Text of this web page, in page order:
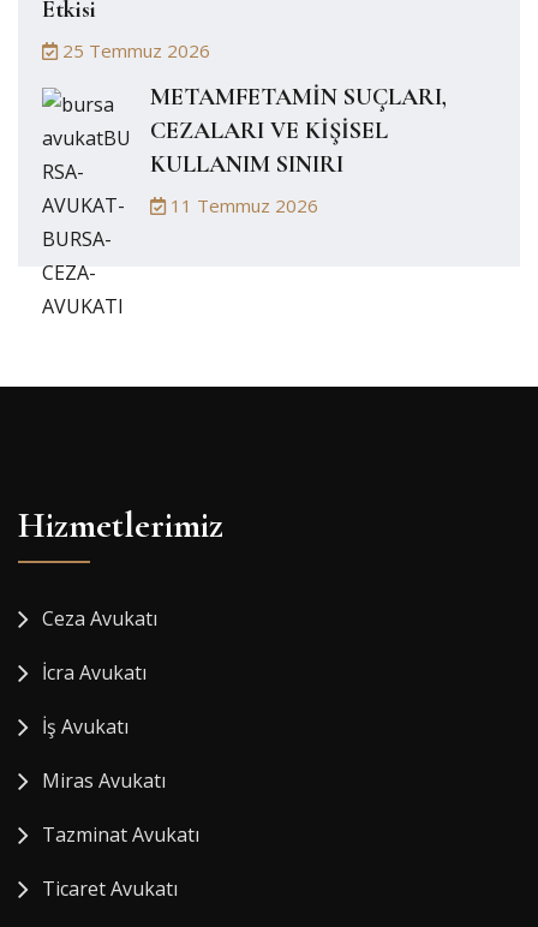
Etkisi
25 Temmuz 2026
METAMFETAMİN SUÇLARI,
CEZALARI VE KİŞİSEL
KULLANIM SINIRI
11 Temmuz 2026
Hizmetlerimiz
Ceza Avukatı
İcra Avukatı
İş Avukatı
Miras Avukatı
Tazminat Avukatı
Ticaret Avukatı